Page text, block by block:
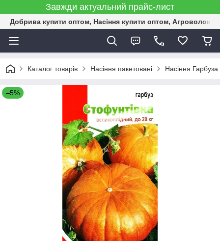
Завжди актуальний прайс-лист
Добрива купити оптом, Насіння купити оптом,
Каталог товарів Насіння пакетовані Насіння Гарбуза
–5%